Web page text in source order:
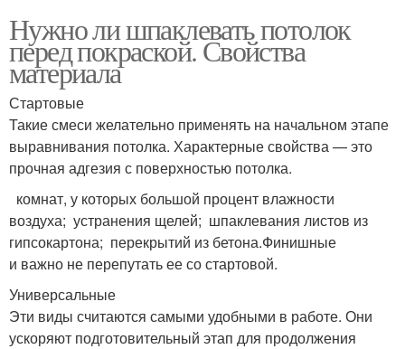
Нужно ли шпаклевать потолок
перед покраской. Свойства
материала
Стартовые
Такие смеси желательно применять на начальном этапе
выравнивания потолка. Характерные свойства — это
прочная адгезия с поверхностью потолка.
комнат, у которых большой процент влажности
воздуха; устранения щелей; шпаклевания листов из
гипсокартона; перекрытий из бетона.Финишные
и важно не перепутать ее со стартовой.
Универсальные
Эти виды считаются самыми удобными в работе. Они
ускоряют подготовительный этап для продолжения